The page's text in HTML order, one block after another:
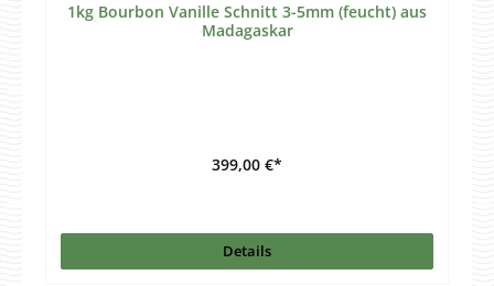
1kg Bourbon Vanille Schnitt 3-5mm (feucht) aus
Madagaskar
399,00 €*
Details